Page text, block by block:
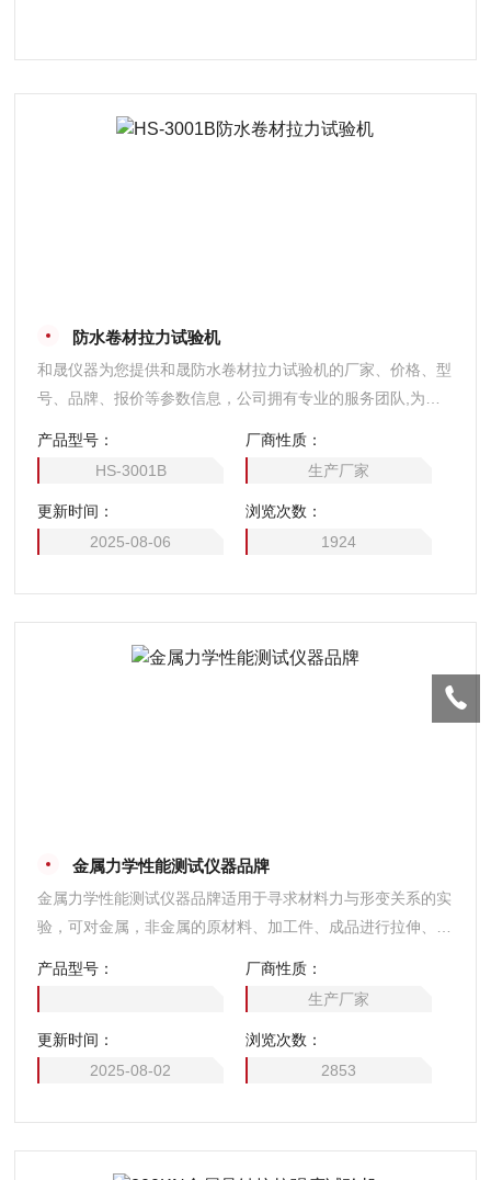
防水卷材拉力试验机
和晟仪器为您提供和晟防水卷材拉力试验机的厂家、价格、型
号、品牌、报价等参数信息，公司拥有专业的服务团队,为您
产品型号：
HS-3001B
厂商性质：
生产厂家
更新时间：
2025-08-06
浏览次数：
1924
金属力学性能测试仪器品牌
金属力学性能测试仪器品牌适用于寻求材料力与形变关系的实
验，可对金属，非金属的原材料、加工件、成品进行拉伸、弯
析。
产品型号：
厂商性质：
生产厂家
更新时间：
2025-08-02
浏览次数：
2853